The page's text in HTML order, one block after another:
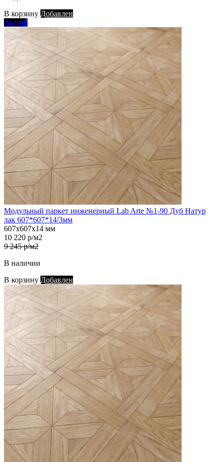
В корзину Добавлен
Акция
Модульный паркет инженерный Lab Arte №1-90 Дуб Натур
лак 607*607*14/3мм
607х607х14 мм
10 220 р/м2
9 245 р/м2
В наличии
В корзину Добавлен